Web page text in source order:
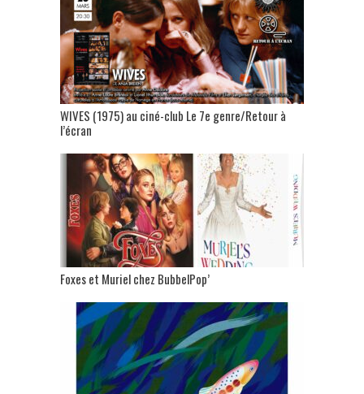
WIVES (1975) au ciné-club Le 7e genre/Retour à
l’écran
Foxes et Muriel chez BubbelPop’